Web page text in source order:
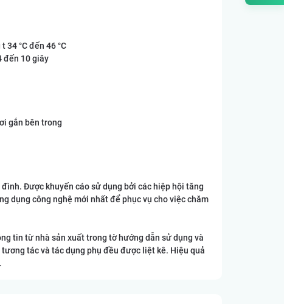
34 °C đến 46 °C
đến 10 giây
gắn bên trong
Được khuyến cáo sử dụng bởi các hiệp hội tăng
dụng công nghệ mới nhất để phục vụ cho việc chăm
tin từ nhà sản xuất trong tờ hướng dẫn sử dụng và
tác và tác dụng phụ đều được liệt kê. Hiệu quả